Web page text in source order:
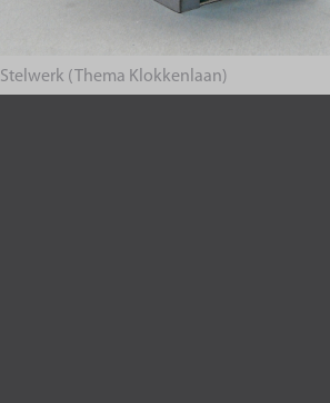
Stelwerk (Thema Klokkenlaan)